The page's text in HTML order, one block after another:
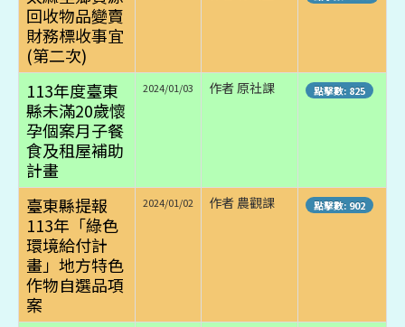
回收物品變賣
財務標收事宜
(第二次)
113年度臺東
縣未滿20歲懷
孕個案月子餐
食及租屋補助
計畫
2024/01/03 作者 原社課 點擊數: 825
臺東縣提報
113年「綠色
環境給付計
畫」地方特色
作物自選品項
案
2024/01/02 作者 農觀課 點擊數: 902